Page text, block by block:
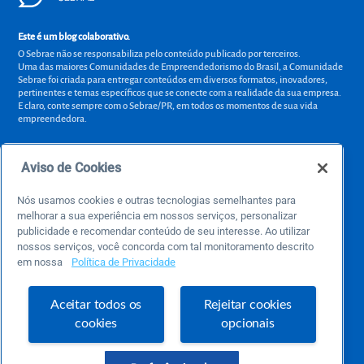
Este é um blog colaborativo.
O Sebrae não se responsabiliza pelo conteúdo publicado por terceiros.
Uma das maiores Comunidades de Empreendedorismo do Brasil, a Comunidade
Sebrae foi criada para entregar conteúdos em diversos formatos, inovadores,
pertinentes e temas específicos que se conecte com a realidade da sua empresa.
E claro, conte sempre com o Sebrae/PR, em todos os momentos de sua vida
empreendedora.
atendimentosebraepr@pr.sebrae.com.br
Central de Relacionamento 0800 570 0800
de segunda a sexta das 8h às 20h e pelos canais digitais até 00h
Sobre o Sebrae
Aviso de Cookies
Nós usamos cookies e outras tecnologias semelhantes para
melhorar a sua experiência em nossos serviços, personalizar
publicidade e recomendar conteúdo de seu interesse. Ao utilizar
nossos serviços, você concorda com tal monitoramento descrito
em nossa
Política de Privacidade
Aceitar todos os
cookies
Rejeitar cookies
opcionais